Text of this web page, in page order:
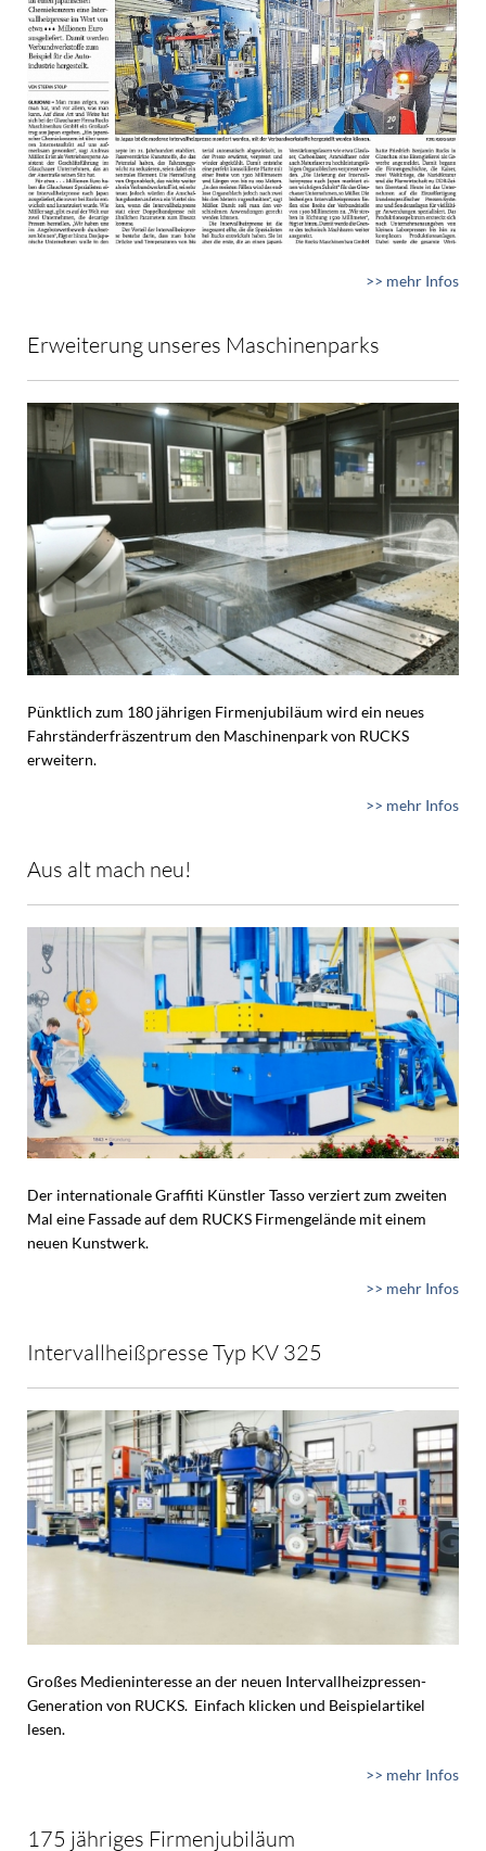
>> mehr Infos
Erweiterung unseres Maschinenparks
Pünktlich zum 180 jährigen Firmenjubiläum wird ein neues
Fahrständerfräszentrum den Maschinenpark von RUCKS
erweitern.
>> mehr Infos
Aus alt mach neu!
Der internationale Graffiti Künstler Tasso verziert zum zweiten
Mal eine Fassade auf dem RUCKS Firmengelände mit einem
neuen Kunstwerk.
>> mehr Infos
Intervallheißpresse Typ KV 325
Großes Medieninteresse an der neuen Intervallheizpressen-
Generation von RUCKS. Einfach klicken und Beispielartikel
lesen.
>> mehr Infos
175 jähriges Firmenjubiläum